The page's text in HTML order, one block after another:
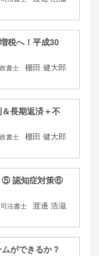
税へ！平成30
書士 棚田 健大郎
長期返済＋不
書士 棚田 健大郎
⑤ 認知症対策⑥
法書士 渡邊 浩滋
ができるか？